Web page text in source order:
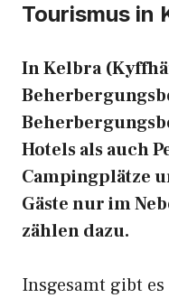
Tourismus in
In Kelbra
Hotels als auch
Campingplätze
Gäste nur im
zählen dazu.
Insgesamt gibt